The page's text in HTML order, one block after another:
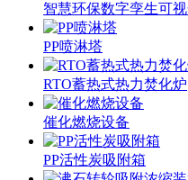
智慧环保数字孪生可
PP喷淋塔
RTO蓄热式热力焚化炉
催化燃烧设备
PP活性炭吸附箱